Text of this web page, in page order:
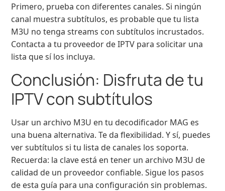
Primero, prueba con diferentes canales. Si ningún
canal muestra subtítulos, es probable que tu lista
M3U no tenga streams con subtítulos incrustados.
Contacta a tu proveedor de IPTV para solicitar una
lista que sí los incluya.
Conclusión: Disfruta de tu
IPTV con subtítulos
Usar un archivo M3U en tu decodificador MAG es
una buena alternativa. Te da flexibilidad. Y sí, puedes
ver subtítulos si tu lista de canales los soporta.
Recuerda: la clave está en tener un archivo M3U de
calidad de un proveedor confiable. Sigue los pasos
de esta guía para una configuración sin problemas.